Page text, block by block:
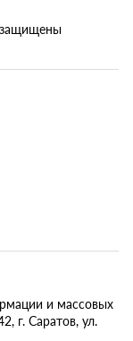
и массовых
г. Саратов, ул.